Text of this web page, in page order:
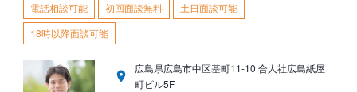
電話相談可能 初回面談無料
土日面談可能
18時以降面談可能
広島県広島市中区基町11-10 合人社広島紙屋
町ビル5F